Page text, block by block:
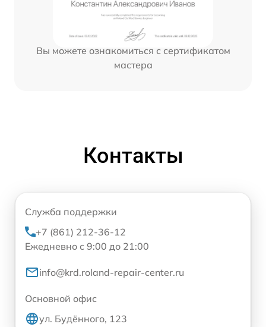
Вы можете ознакомиться с сертификатом
мастера
Контакты
Служба поддержки
+7 (861) 212-36-12
Ежедневно с 9:00 до 21:00
info@krd.roland-repair-center.ru
Основной офис
ул. Будённого, 123